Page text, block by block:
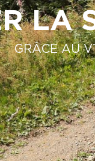
LA
GRÂCE AU